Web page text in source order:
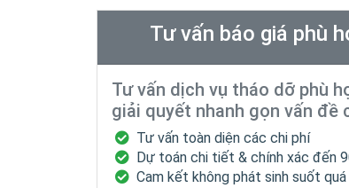
Tư vấn báo giá phù
Tư vấn dịch vụ tháo dỡ phù
giải quyết nhanh gọn vấn đề
Tư vấn toàn diện các chi phí
Dự toán chi tiết & chính xác đến
Cam kết không phát sinh suốt